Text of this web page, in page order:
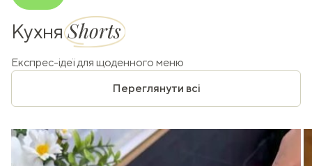
КухняShorts
Експрес-ідеї для щоденного меню
Переглянути всі